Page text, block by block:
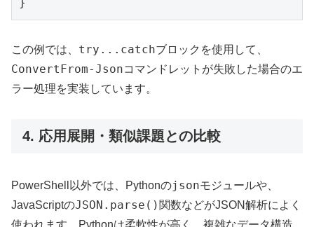
この例では、 try...catchブロックを使用して、
ConvertFrom-Jsonコマンドレットが失敗した場合のエ
ラー処理を実装しています。
4. 応用展開・類似課題との比較
PowerShell以外では、Pythonのjsonモジュールや、
JavaScriptのJSON.parse() 関数などがJSON解析によく